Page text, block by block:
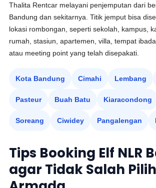
Thalita Rentcar melayani penjemputan dari
Bandung dan sekitarnya. Titik jemput bisa
lokasi rombongan, seperti sekolah, kampus,
rumah, stasiun, apartemen, villa, tempat
atau meeting point yang telah disepakati.
Kota Bandung Cimahi Lembang
Pasteur Buah Batu Kiaracondong
Soreang Ciwidey Pangalengan
Tips Booking Elf NLR
agar Tidak Salah Pilih